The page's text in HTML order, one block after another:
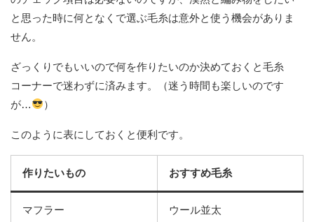
と思った時に何となくで選ぶ毛糸は意外と使う機会がありま
せん。
ざっくりでもいいので何を作りたいのか決めておくと毛糸
コーナーで迷わずに済みます。（迷う時間も楽しいのです
が…
）
このように表にしておくと便利です。
作りたいもの おすすめ毛糸
マフラー ウール並太